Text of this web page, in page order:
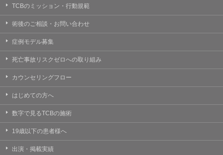
TCBのミッション・行動規範
術後のご相談・お問い合わせ
症例モデル募集
死亡事故リスクゼロへの取り組み
カウンセリングフロー
はじめての方へ
数字で見るTCBの施術
19歳以下の患者様へ
出演・掲載実績